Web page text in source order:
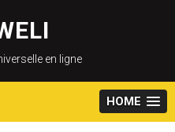
en ligne
HOME